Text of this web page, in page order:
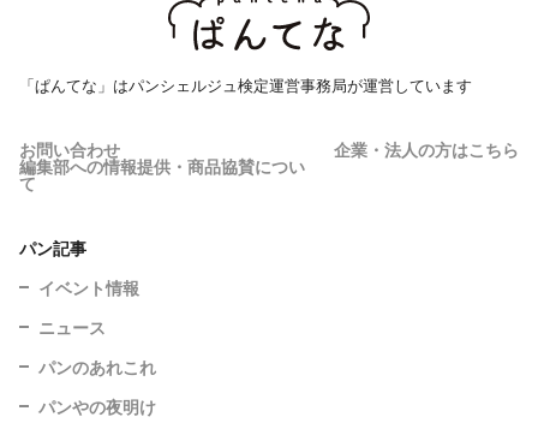
「ぱんてな」はパンシェルジュ検定運営事務局が運営しています
お問い合わせ 企業・法人の方はこちら
編集部への情報提供・商品協賛につい
て
パン記事
イベント情報
ニュース
パンのあれこれ
パンやの夜明け